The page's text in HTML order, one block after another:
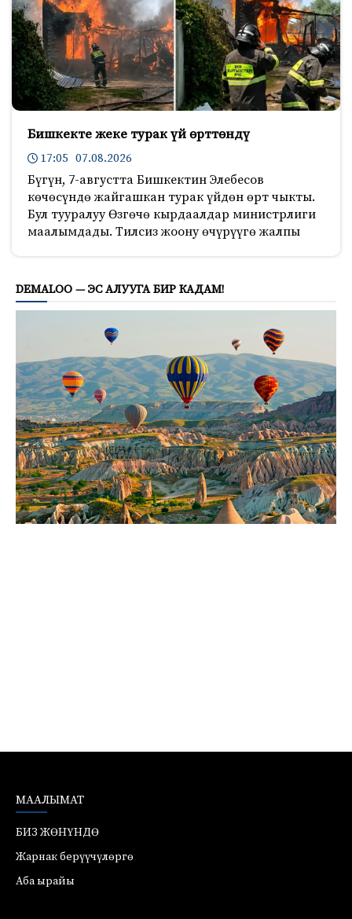
Бишкекте жеке турак үй өрттөндү
17:05 07.08.2026
Бүгүн, 7-августта Бишкектин Элебесов
көчөсүндө жайгашкан турак үйдөн өрт чыкты.
Бул тууралуу Өзгөчө кырдаалдар министрлиги
маалымдады. Тилсиз жоону өчүрүүгө жалпы
DEMALOO — ЭС АЛУУГА БИР КАДАМ!
МААЛЫМАТ
БИЗ ЖӨНҮНДӨ
Жарнак берүүчүлөргө
Аба ырайы